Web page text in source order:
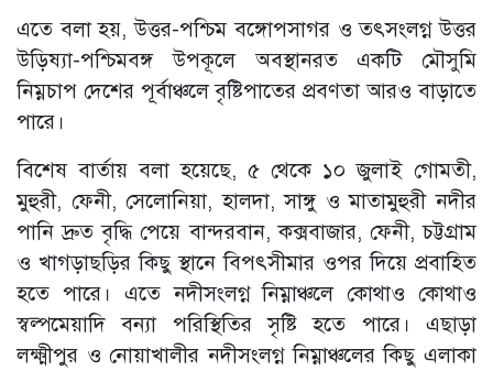
এতে বলা হয়, উত্তর-পশ্চিম বঙ্গোপসাগর ও তৎসংলগ্ন উত্তর
উড়িষ্যা-পশ্চিমবঙ্গ উপকূলে অবস্থানরত একটি মৌসুমি
নিম্নচাপ দেশের পূর্বাঞ্চলে বৃষ্টিপাতের প্রবণতা আরও বাড়াতে
পারে।
বিশেষ বার্তায় বলা হয়েছে, ৫ থেকে ১০ জুলাই গোমতী,
মুহুরী, ফেনী, সেলোনিয়া, হালদা, সাঙ্গু ও মাতামুহুরী নদীর
পানি দ্রুত বৃদ্ধি পেয়ে বান্দরবান, কক্সবাজার, ফেনী, চট্টগ্রাম
ও খাগড়াছড়ির কিছু স্থানে বিপৎসীমার ওপর দিয়ে প্রবাহিত
হতে পারে। এতে নদীসংলগ্ন নিম্নাঞ্চলে কোথাও কোথাও
স্বল্পমেয়াদি বন্যা পরিস্থিতির সৃষ্টি হতে পারে। এছাড়া
লক্ষ্মীপুর ও নোয়াখালীর নদীসংলগ্ন নিম্নাঞ্চলের কিছু এলাকা